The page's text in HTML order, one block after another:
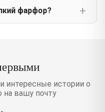
фарфор?
интересные истории о
вашу почту